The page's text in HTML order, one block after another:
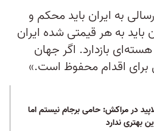
به ایران باید محکم و
به هر قیمتی شده ایران
هسته‌ای بازدارد. اگر جهان
برای اقدام محفوظ است.»
در مراکش:‌ حامی برجام نیستم اما
بهتری ندارد